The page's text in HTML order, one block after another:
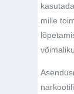
mille